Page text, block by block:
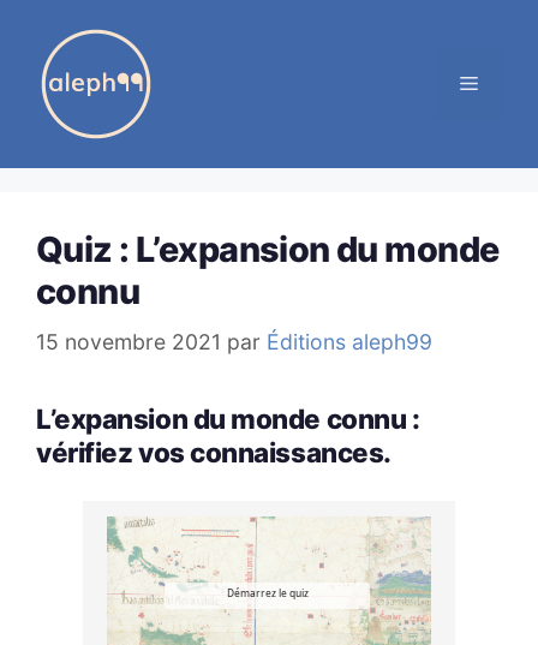
contenu
MENU
Quiz : L’expansion du monde
connu
15 novembre 2021 par Éditions aleph99
L’expansion du monde connu :
vérifiez vos connaissances.